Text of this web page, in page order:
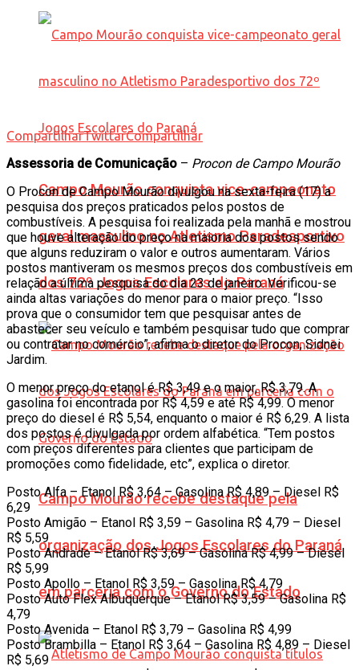
Campo Mourão conquista vice-campeonato
geral masculino no Atletismo Paradesportivo
dos 72º Jogos Escolares do Paraná
Campo Mourão recebe destaque pela
organização dos Jogos Escolares do Paraná
em parceria com o Governo do Estado
CompartilharTwittarCompartilhar
Assessoria de Comunicação – Procon de Campo Mourão
O Procon de Campo Mourão divulgou na sexta-feira (17) a
pesquisa dos preços praticados pelos postos de
combustíveis. A pesquisa foi realizada pela manhã e mostrou
que houve alteração do preço na maioria dos postos sendo
que alguns reduziram o valor e outros aumentaram. Vários
postos mantiveram os mesmos preços dos combustíveis em
relação a última pesquisa do dia 23 de janeiro. Verificou-se
ainda altas variações do menor para o maior preço. “Isso
prova que o consumidor tem que pesquisar antes de
abastecer seu veículo e também pesquisar tudo que comprar
ou contratar no comércio”, afirma o diretor do Procon, Sidnei
Jardim.
O menor preço do etanol é R$ 3,49 e o maior, R$ 3,79. A
gasolina foi encontrada por R$ 4,59 e até R$ 4,99. O menor
preço do diesel é R$ 5,54, enquanto o maior é R$ 6,29. A lista
dos postos é divulgada por ordem alfabética. “Tem postos
com preços diferentes para clientes que participam de
promoções como fidelidade, etc”, explica o diretor.
Posto Alfa – Etanol R$ 3,64 – Gasolina R$ 4,89 – Diesel R$
6,29
Posto Amigão – Etanol R$ 3,59 – Gasolina R$ 4,79 – Diesel
R$ 5,59
Posto Andrade – Etanol R$ 3,69 – Gasolina R$ 4,99 – Diesel
R$ 5,99
Posto Apollo – Etanol R$ 3,59 – Gasolina R$ 4,79
Posto Auto Flex Albuquerque – Etanol R$ 3,59 – Gasolina R$
4,79
Posto Avenida – Etanol R$ 3,79 – Gasolina R$ 4,99
Posto Brambilla – Etanol R$ 3,64 – Gasolina R$ 4,89 – Diesel
R$ 5,69